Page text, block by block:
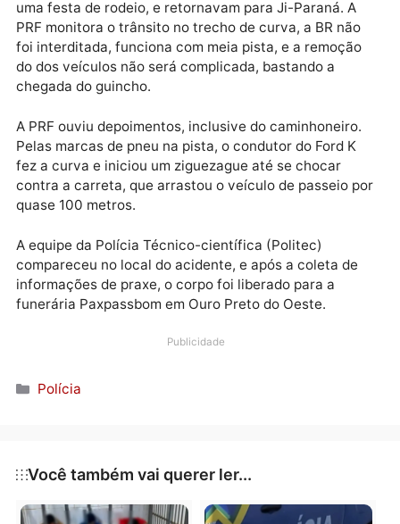
momento do resgate, foi socorrido pelo Corpo de
Bombeiros ao Hospital Municipal Dra. Laura Maria
Carvalho Braga. O condutor da carreta não se feriu.
Os dois ocupantes do veículo de passeio estavam
uma festa de rodeio, e retornavam para Ji-Paraná. A
PRF monitora o trânsito no trecho de curva, a BR não
foi interditada, funciona com meia pista, e a
do dos veículos não será complicada, bastando a
chegada do guincho.
A PRF ouviu depoimentos, inclusive do
Pelas marcas de pneu na pista, o condutor do Ford K
fez a curva e iniciou um ziguezague até se chocar
contra a carreta, que arrastou o veículo de passeio
A equipe da Polícia Técnico-científica (Politec)